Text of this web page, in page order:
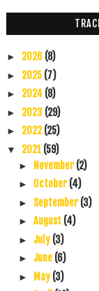
► 2026 (8)
► 2025 (7)
► 2024 (8)
► 2023 (29)
► 2022(25)
▼ 2021 (59)
► November(2)
► October(4)
► September(3)
► August (4)
► July (3)
► June (6)
► May (3)